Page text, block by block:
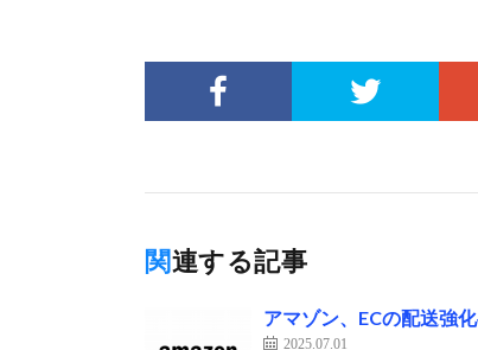
関連する記事
アマゾン、ECの配送強
2025.07.01